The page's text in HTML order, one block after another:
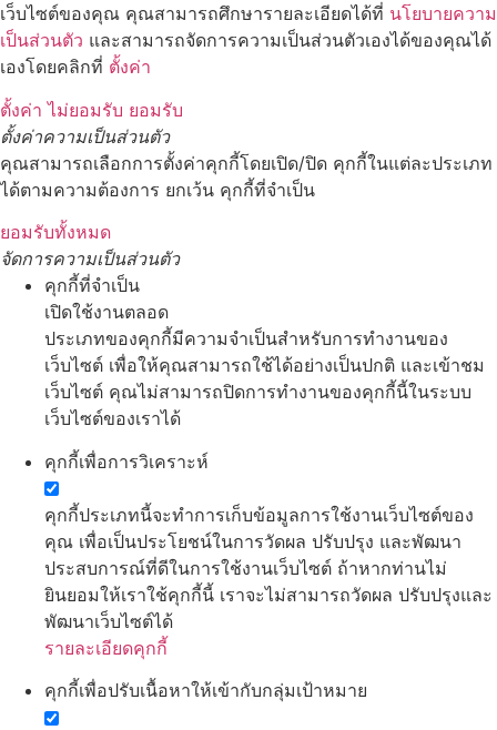
เว็บไซต์ของคุณ คุณสามารถศึกษารายละเอียดได้ที่ นโยบายความ
เป็นส่วนตัว และสามารถจัดการความเป็นส่วนตัวเองได้ของคุณได้
เองโดยคลิกที่ ตั้งค่า
ตั้งค่า ไม่ยอมรับ ยอมรับ
ตั้งค่าความเป็นส่วนตัว
คุณสามารถเลือกการตั้งค่าคุกกี้โดยเปิด/ปิด คุกกี้ในแต่ละประเภท
ได้ตามความต้องการ ยกเว้น คุกกี้ที่จำเป็น
ยอมรับทั้งหมด
จัดการความเป็นส่วนตัว
คุกกี้ที่จำเป็น
เปิดใช้งานตลอด
ประเภทของคุกกี้มีความจำเป็นสำหรับการทำงานของ
เว็บไซต์ เพื่อให้คุณสามารถใช้ได้อย่างเป็นปกติ และเข้าชม
เว็บไซต์ คุณไม่สามารถปิดการทำงานของคุกกี้นี้ในระบบ
เว็บไซต์ของเราได้
คุกกี้เพื่อการวิเคราะห์
คุกกี้ประเภทนี้จะทำการเก็บข้อมูลการใช้งานเว็บไซต์ของ
คุณ เพื่อเป็นประโยชน์ในการวัดผล ปรับปรุง และพัฒนา
ประสบการณ์ที่ดีในการใช้งานเว็บไซต์ ถ้าหากท่านไม่
ยินยอมให้เราใช้คุกกี้นี้ เราจะไม่สามารถวัดผล ปรับปรุงและ
พัฒนาเว็บไซต์ได้
รายละเอียดคุกกี้
คุกกี้เพื่อปรับเนื้อหาให้เข้ากับกลุ่มเป้าหมาย